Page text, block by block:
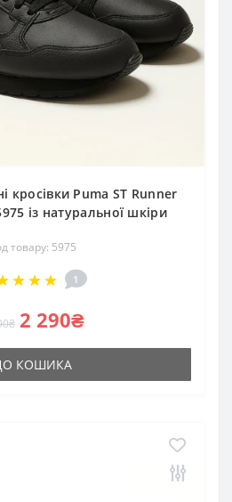
кросівки Puma ST Runner
із натуральної шкіри
товару: 5975
1
2 290₴
КОШИКА